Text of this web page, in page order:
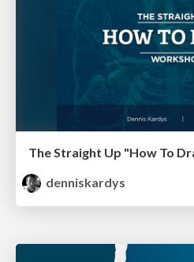
The Straight Up "How To
denniskardys